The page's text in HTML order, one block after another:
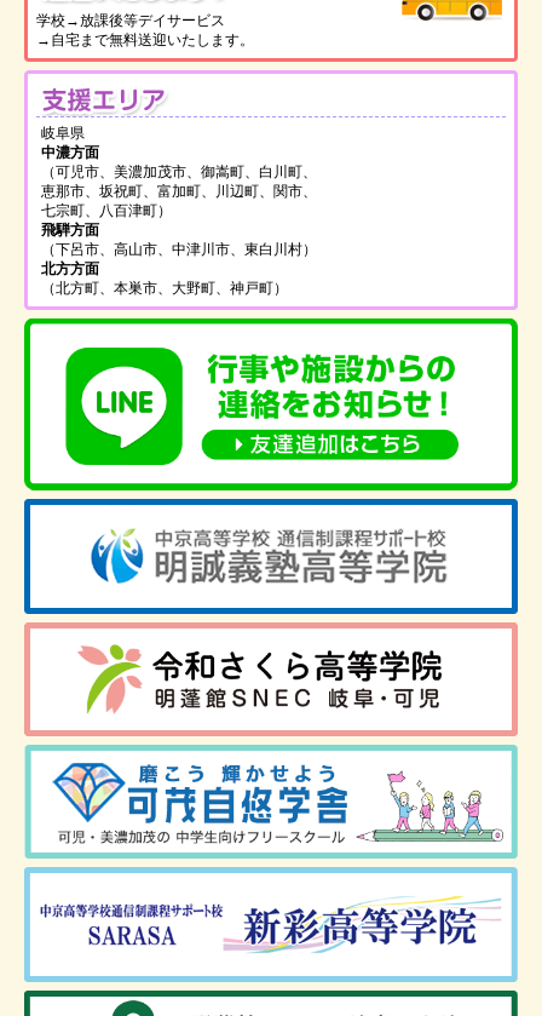
学校→放課後等デイサービス
→自宅まで無料送迎いたします。
岐阜県
中濃方面
（可児市、美濃加茂市、御嵩町、白川町、
恵那市、坂祝町、富加町、川辺町、関市、
七宗町、八百津町）
飛騨方面
（下呂市、高山市、中津川市、東白川村）
北方方面
（北方町、本巣市、大野町、神戸町）